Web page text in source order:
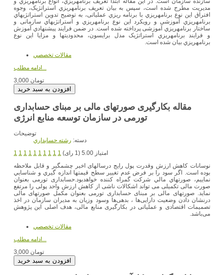
مدیریت مطرح شده است، سپس به بیان تعریف برنامهریزي استراتژیک، وجوه
افتراق این نوع برنامهریزي با برنامه ریزي عملیاتی، به توضیح تدوین استراتژيهاي
برنامهریزي آموزشی و رویکرد این نوع برنامهریزي و استراتژيهاي سازمانی و
ساختار برنامهریزي آموزشی پرداخته شده است. در ضمن فرایند پیشنهادي آموزش
و فرایند برنامهریزي استراتژیک مدل برایسون، محدودیتها و مزایا این نوع
برنامهریزي بیان شده است.
مقالات تخصصي
3,000 تومان
مقاله بکارگیری صورتهای مالی بر مبنای حسابداری
تورمی در سازمان توسعه منابع انرژی
توضیحات
دسته: رشته حسابداري
1 1 1 1 1 1 1 1 1 1
امتیاز 5.00 (1 رای)
نوسانات کاهش ارزش وقدرت پول رایج درسالهای اخیر چشمگیر و قابل ملاحظه
بوده است. اگر سود را بر فرض عدم تغيير سطح قيمتها اندازه گيري و شناسايي
نماييم، صورتهاي مالي شركت گمراه كننده خواهدبود.حسابداری تورمی بعنوان
صورت مالی تکمیلی می تواند اشکالات ناشی از کاهش ارزش واحد پولی را مرتفع
نماید. صورتهای مالی بر مبنای حسابداری تورمی بعنوان مکمل صورتهای مالی
درنشان دادن وضعیت دارایی‌ها ، بدهی‌ها وسود وزیان به مدیران سازمان در اخذ
تصمیمات اقتصادی و عملیاتی در بکارگیری منابع مالی، هدف اصلی این پژوهش
می‌باشد.
مقالات تخصصي
ادامه مطلب...
3,000 تومان